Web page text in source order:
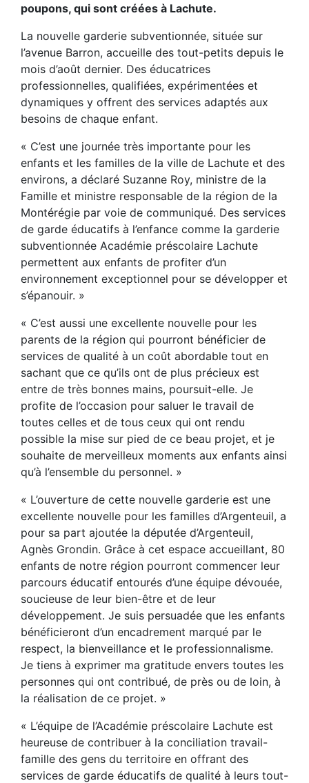
poupons, qui sont créées à Lachute.
La nouvelle garderie subventionnée, située sur
l’avenue Barron, accueille des tout-petits depuis le
mois d’août dernier. Des éducatrices
professionnelles, qualifiées, expérimentées et
dynamiques y offrent des services adaptés aux
besoins de chaque enfant.
« C’est une journée très importante pour les
enfants et les familles de la ville de Lachute et des
environs, a déclaré Suzanne Roy, ministre de la
Famille et ministre responsable de la région de la
Montérégie par voie de communiqué. Des services
de garde éducatifs à l’enfance comme la garderie
subventionnée Académie préscolaire Lachute
permettent aux enfants de profiter d’un
environnement exceptionnel pour se développer et
s’épanouir. »
« C’est aussi une excellente nouvelle pour les
parents de la région qui pourront bénéficier de
services de qualité à un coût abordable tout en
sachant que ce qu’ils ont de plus précieux est
entre de très bonnes mains, poursuit-elle. Je
profite de l’occasion pour saluer le travail de
toutes celles et de tous ceux qui ont rendu
possible la mise sur pied de ce beau projet, et je
souhaite de merveilleux moments aux enfants ainsi
qu’à l’ensemble du personnel. »
« L’ouverture de cette nouvelle garderie est une
excellente nouvelle pour les familles d’Argenteuil, a
pour sa part ajoutée la députée d’Argenteuil,
Agnès Grondin. Grâce à cet espace accueillant, 80
enfants de notre région pourront commencer leur
parcours éducatif entourés d’une équipe dévouée,
soucieuse de leur bien-être et de leur
développement. Je suis persuadée que les enfants
bénéficieront d’un encadrement marqué par le
respect, la bienveillance et le professionnalisme.
Je tiens à exprimer ma gratitude envers toutes les
personnes qui ont contribué, de près ou de loin, à
la réalisation de ce projet. »
« L’équipe de l’Académie préscolaire Lachute est
heureuse de contribuer à la conciliation travail-
famille des gens du territoire en offrant des
services de garde éducatifs de qualité à leurs tout-